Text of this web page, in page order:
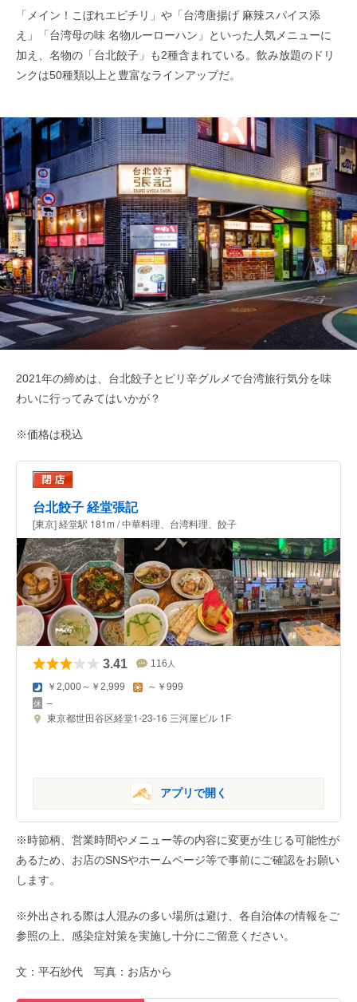
「メイン！こぼれエビチリ」や「台湾唐揚げ 麻辣スパイス添
え」「台湾母の味 名物ルーローハン」といった人気メニューに
加え、名物の「台北餃子」も2種含まれている。飲み放題のドリ
ンクは50種類以上と豊富なラインアップだ。
2021年の締めは、台北餃子とピリ辛グルメで台湾旅行気分を味
わいに行ってみてはいかが？
※価格は税込
台北餃子 経堂張記
[東京] 経堂駅 181m / 中華料理、台湾料理、餃子
3.41 116 人
￥2,000～￥2,999 ～￥999
–
東京都世田谷区経堂1-23-16 三河屋ビル 1F
アプリで開く
※時節柄、営業時間やメニュー等の内容に変更が生じる可能性が
あるため、お店のSNSやホームページ等で事前にご確認をお願い
します。
※外出される際は人混みの多い場所は避け、各自治体の情報をご
参照の上、感染症対策を実施し十分にご留意ください。
文：平石紗代 写真：お店から